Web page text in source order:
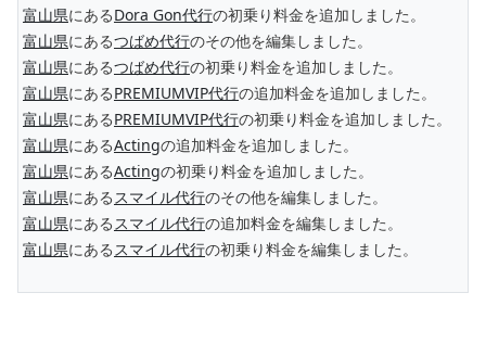
富山県にあるDora Gon代行の初乗り料金を追加しました。
富山県にあるつばめ代行のその他を編集しました。
富山県にあるつばめ代行の初乗り料金を追加しました。
富山県にあるPREMIUMVIP代行の追加料金を追加しました。
富山県にあるPREMIUMVIP代行の初乗り料金を追加しました。
富山県にあるActingの追加料金を追加しました。
富山県にあるActingの初乗り料金を追加しました。
富山県にある スマイル代行のその他を編集しました。
富山県にある スマイル代行の追加料金を編集しました。
富山県にある スマイル代行の初乗り料金を編集しました。